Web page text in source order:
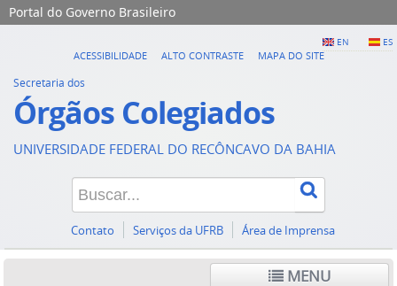
Portal do Governo Brasileiro
EN ES
ACESSIBILIDADE ALTO CONTRASTE MAPA DO SITE
Secretaria dos
Órgãos Colegiados
UNIVERSIDADE FEDERAL DO RECÔNCAVO DA BAHIA
Contato Serviços da UFRB Área de Imprensa
MENU